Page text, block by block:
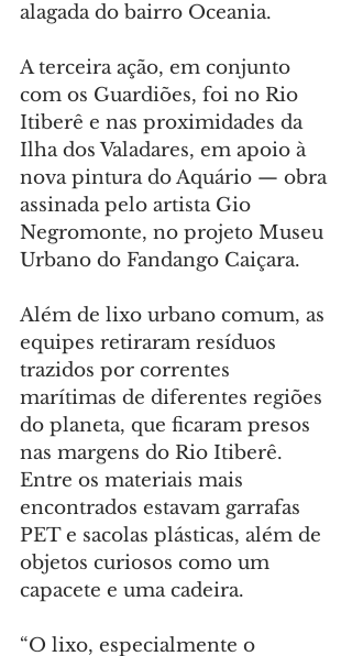
alagada do bairro Oceania.
A terceira ação, em conjunto
com os Guardiões, foi no Rio
Itiberê e nas proximidades da
Ilha dos Valadares, em apoio à
nova pintura do Aquário — obra
assinada pelo artista Gio
Negromonte, no projeto Museu
Urbano do Fandango Caiçara.
Além de lixo urbano comum, as
equipes retiraram resíduos
trazidos por correntes
marítimas de diferentes regiões
do planeta, que ficaram presos
nas margens do Rio Itiberê.
Entre os materiais mais
encontrados estavam garrafas
PET e sacolas plásticas, além de
objetos curiosos como um
capacete e uma cadeira.
“O lixo, especialmente o